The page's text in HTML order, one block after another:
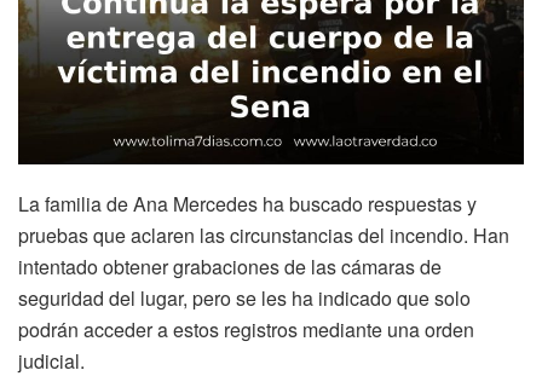
La familia de Ana Mercedes ha buscado respuestas y
pruebas que aclaren las circunstancias del incendio. Han
intentado obtener grabaciones de las cámaras de
seguridad del lugar, pero se les ha indicado que solo
podrán acceder a estos registros mediante una orden
judicial.